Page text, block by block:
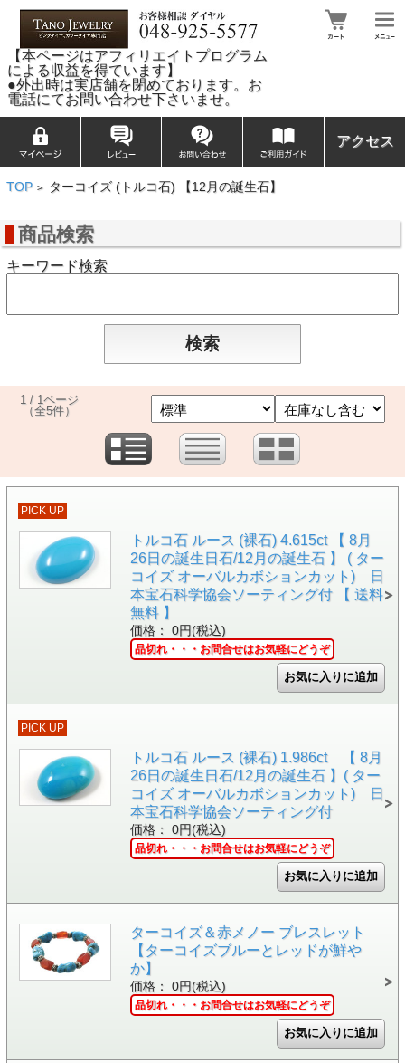
【本ページはアフィリエイトプログラム
による収益を得ています】
●外出時は実店舗を閉めております。お
電話にてお問い合わせ下さいませ。
アクセス
TOP > ターコイズ (トルコ石) 【12月の誕生石】
商品検索
キーワード検索
1 / 1ページ
（全5件）
PICK UP
トルコ石 ルース (裸石) 4.615ct 【 8月
26日の誕生日石/12月の誕生石 】 ( ター
コイズ オーバルカボションカット) 日
本宝石科学協会ソーティング付 【 送料
無料 】
価格： 0円(税込)
品切れ・・・お問合せはお気軽にどうぞ
PICK UP
トルコ石 ルース (裸石) 1.986ct 【 8月
26日の誕生日石/12月の誕生石 】( ター
コイズ オーバルカボションカット) 日
本宝石科学協会ソーティング付
価格： 0円(税込)
品切れ・・・お問合せはお気軽にどうぞ
ターコイズ＆赤メノー ブレスレット
【ターコイズブルーとレッドが鮮や
か】
価格： 0円(税込)
品切れ・・・お問合せはお気軽にどうぞ